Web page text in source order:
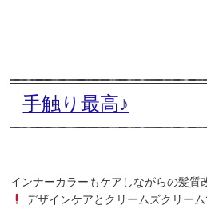
手触り最高♪
インナーカラーもケアしながらの髪質
デザインケアとクリームズクリー